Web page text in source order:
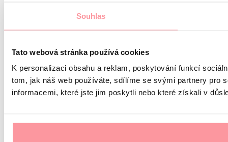
Souhlas
Tato webová stránka používá cookies
K personalizaci obsahu a reklam, poskytování funkcí
tom, jak náš web používáte, sdílíme se svými partnery pro
informacemi, které jste jim poskytli nebo které získali v